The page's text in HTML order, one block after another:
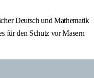
Deutsch und Mathematik
für den Schutz vor Masern